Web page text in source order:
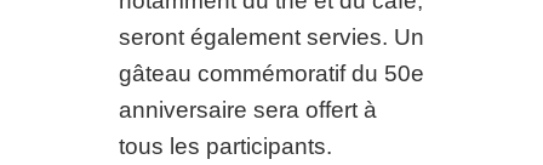
seront également servies. Un
gâteau commémoratif du 50e
anniversaire sera offert à
tous les participants.